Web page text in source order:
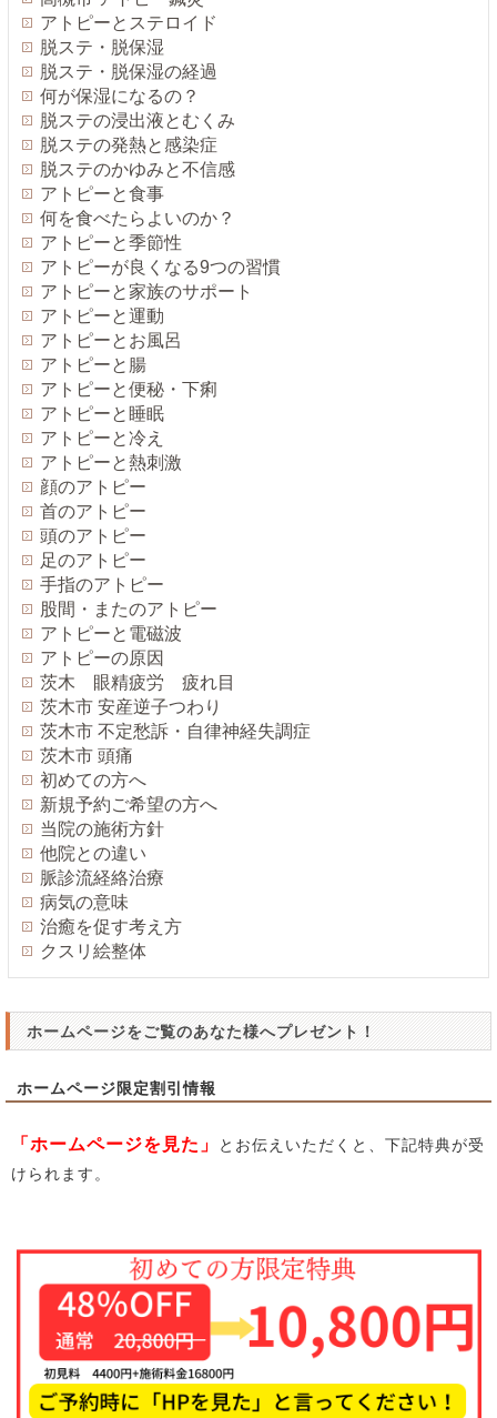
アトピーとステロイド
脱ステ・脱保湿
脱ステ・脱保湿の経過
何が保湿になるの？
脱ステの浸出液とむくみ
脱ステの発熱と感染症
脱ステのかゆみと不信感
アトピーと食事
何を食べたらよいのか？
アトピーと季節性
アトピーが良くなる9つの習慣
アトピーと家族のサポート
アトピーと運動
アトピーとお風呂
アトピーと腸
アトピーと便秘・下痢
アトピーと睡眠
アトピーと冷え
アトピーと熱刺激
顔のアトピー
首のアトピー
頭のアトピー
足のアトピー
手指のアトピー
股間・またのアトピー
アトピーと電磁波
アトピーの原因
茨木 眼精疲労 疲れ目
茨木市 安産逆子つわり
茨木市 不定愁訴・自律神経失調症
茨木市 頭痛
初めての方へ
新規予約ご希望の方へ
当院の施術方針
他院との違い
脈診流経絡治療
病気の意味
治癒を促す考え方
クスリ絵整体
ホームページをご覧のあなた様へプレゼント！
ホームページ限定割引情報
「ホームページを見た」
とお伝えいただくと、下記特典が受
けられます。